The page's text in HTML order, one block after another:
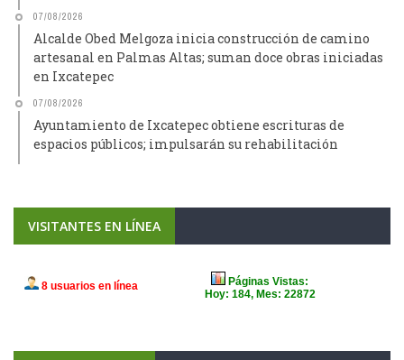
07/08/2026
Alcalde Obed Melgoza inicia construcción de camino
artesanal en Palmas Altas; suman doce obras iniciadas
en Ixcatepec
07/08/2026
Ayuntamiento de Ixcatepec obtiene escrituras de
espacios públicos; impulsarán su rehabilitación
VISITANTES EN LÍNEA